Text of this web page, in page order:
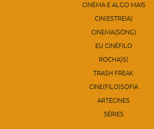
CINEMA E ALGO MAIS
CIN(ESTREIA)
CINEMA(SONG)
EU CINÉFILO
ROCHA)S(
TRASH FREAK
CINE(FILO)SOFIA
ARTECINES
SÉRIES